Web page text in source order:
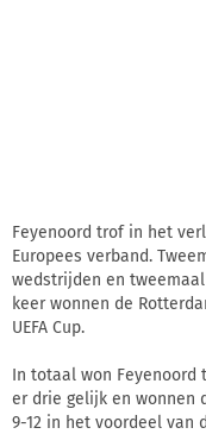
Feyenoord trof in het
Europees verband.
wedstrijden en
keer wonnen de
UEFA Cup.
In totaal won Feyenoord
er drie gelijk en wonnen
9-12 in het voordeel van